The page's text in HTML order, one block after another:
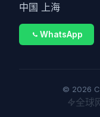
中国 上海
WhatsApp
© 2026
全球